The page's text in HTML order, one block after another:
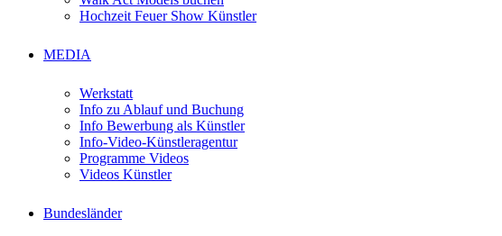
Hochzeit Feuer Show Künstler
MEDIA
Werkstatt
Info zu Ablauf und Buchung
Info Bewerbung als Künstler
Info-Video-Künstleragentur
Programme Videos
Videos Künstler
Bundesländer